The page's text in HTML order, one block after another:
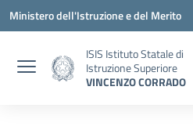
Vai ai contenuti
Vai al menu di navigazione
Vai al footer
Ministero dell'Istruzione e del Merito
ISIS Istituto Statale di
Istruzione Superiore
VINCENZO CORRADO